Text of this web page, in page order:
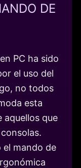
DE
PC ha sido
el uso del
no todos
esta
aquellos que
el mando de